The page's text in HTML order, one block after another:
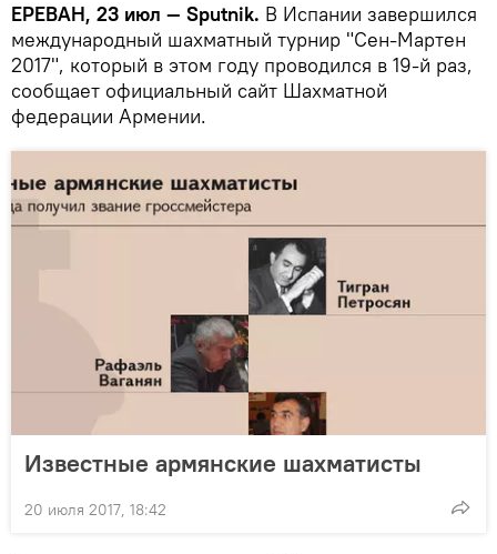
ЕРЕВАН, 23 июл — Sputnik. В Испании завершился
международный шахматный турнир "Сен-Мартен
2017", который в этом году проводился в 19-й раз,
сообщает официальный сайт Шахматной
федерации Армении.
Известные армянские шахматисты
20 июля 2017, 18:42